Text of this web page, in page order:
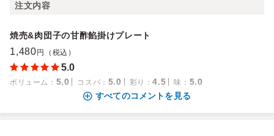
注文内容
焼売&肉団子の甘酢餡掛けプレート
1,480 円（税込）
5.0
ボリューム ： 5.0 コスパ ： 5.0 彩り ：4.5 味 ： 5.0
すべてのコメントを見る